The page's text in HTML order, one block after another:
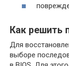
Как решить
Для
выборе